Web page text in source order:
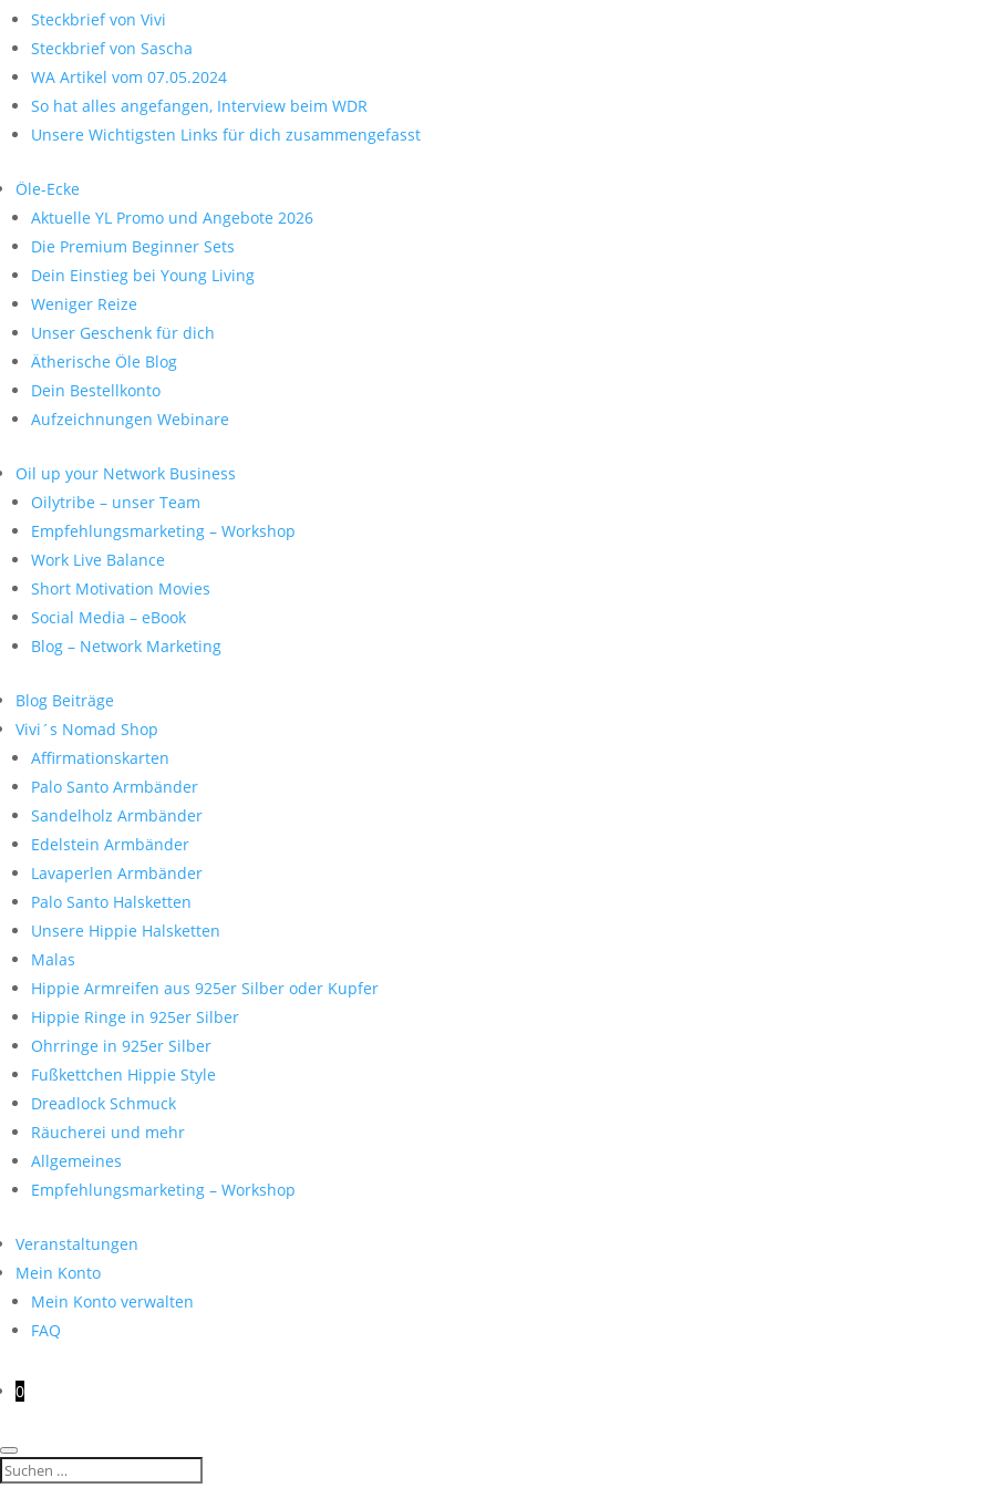
Steckbrief von Vivi
Steckbrief von Sascha
WA Artikel vom 07.05.2024
So hat alles angefangen, Interview beim WDR
Unsere Wichtigsten Links für dich zusammengefasst
Öle-Ecke
Aktuelle YL Promo und Angebote 2026
Die Premium Beginner Sets
Dein Einstieg bei Young Living
Weniger Reize
Unser Geschenk für dich
Ätherische Öle Blog
Dein Bestellkonto
Aufzeichnungen Webinare
Oil up your Network Business
Oilytribe – unser Team
Empfehlungsmarketing – Workshop
Work Live Balance
Short Motivation Movies
Social Media – eBook
Blog – Network Marketing
Blog Beiträge
Vivi´s Nomad Shop
Affirmationskarten
Palo Santo Armbänder
Sandelholz Armbänder
Edelstein Armbänder
Lavaperlen Armbänder
Palo Santo Halsketten
Unsere Hippie Halsketten
Malas
Hippie Armreifen aus 925er Silber oder Kupfer
Hippie Ringe in 925er Silber
Ohrringe in 925er Silber
Fußkettchen Hippie Style
Dreadlock Schmuck
Räucherei und mehr
Allgemeines
Empfehlungsmarketing – Workshop
Veranstaltungen
Mein Konto
Mein Konto verwalten
FAQ
0